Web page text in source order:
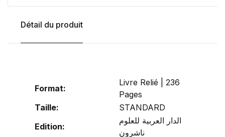
Détail du produit
Format:
Livre Relié | 236
Pages
Taille:
STANDARD
Edition:
الدار العربية للعلوم
ناشرون